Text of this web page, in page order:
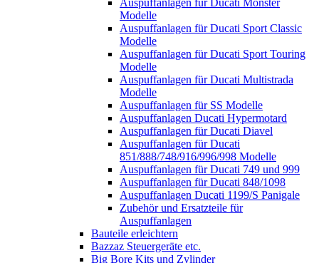
Auspuffanlagen für Ducati Monster
Modelle
Auspuffanlagen für Ducati Sport Classic
Modelle
Auspuffanlagen für Ducati Sport Touring
Modelle
Auspuffanlagen für Ducati Multistrada
Modelle
Auspuffanlagen für SS Modelle
Auspuffanlagen Ducati Hypermotard
Auspuffanlagen für Ducati Diavel
Auspuffanlagen für Ducati
851/888/748/916/996/998 Modelle
Auspuffanlagen für Ducati 749 und 999
Auspuffanlagen für Ducati 848/1098
Auspuffanlagen Ducati 1199/S Panigale
Zubehör und Ersatzteile für
Auspuffanlagen
Bauteile erleichtern
Bazzaz Steuergeräte etc.
Big Bore Kits und Zylinder